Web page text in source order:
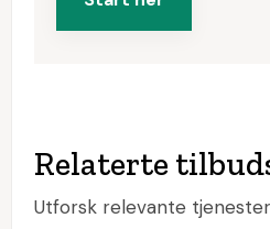
Relaterte
Utforsk relevante